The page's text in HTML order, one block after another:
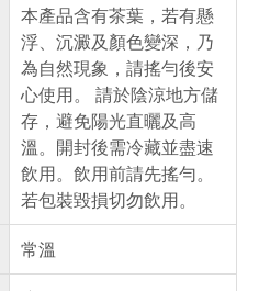
本產品含有茶葉，若有懸
浮、沉澱及顏色變深，乃
為自然現象，請搖勻後安
心使用。 請於陰涼地方儲
存，避免陽光直曬及高
溫。開封後需冷藏並盡速
飲用。飲用前請先搖勻。
若包裝毀損切勿飲用。
常溫